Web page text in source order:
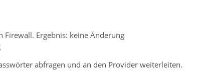
Ergebnis: keine Änderung
abfragen und an den Provider weiterleiten.